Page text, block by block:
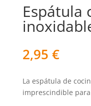
Espátula
2,95 €
La espátula de
imprescindible